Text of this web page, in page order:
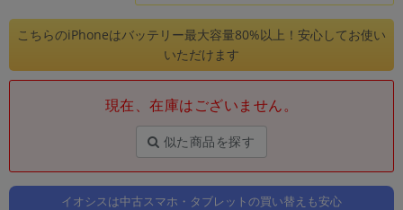
こちらのiPhoneはバッテリー最大容量80%以上！安心してお使い
いただけます
現在、在庫はございません。
似た商品を探す
イオシスは中古スマホ・タブレットの買い替えも安心
「スマートフォン」「タブレット」など
シリーズ
商品シリーズ名・ブランド名の絞り込み。
「iPhone」「Xperia」「Galaxy」など
「Apple」「SONY」「SHARP」など
機能・特徴
商品の搭載機能による絞り込み
「5G対応」「防水」「ワンセグ」など